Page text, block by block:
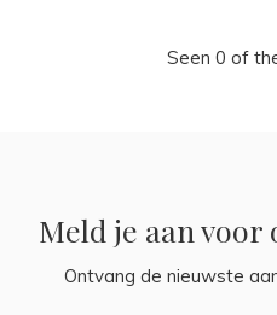
Seen 0 of
Meld je aan
Ontvang de nieuwste